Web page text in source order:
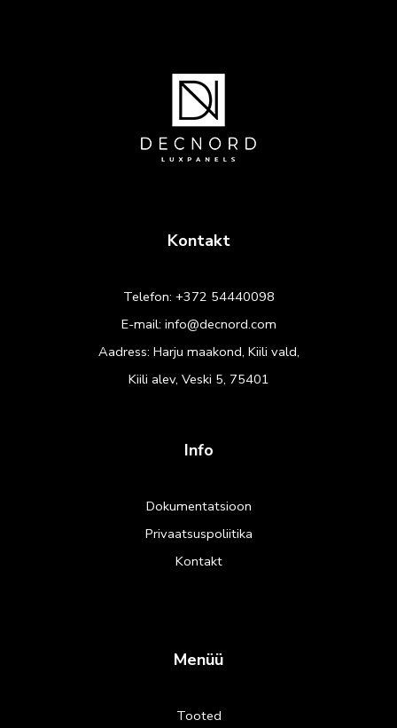
Kontakt
Telefon: +372 54440098
E-mail: info@decnord.com
Aadress: Harju maakond, Kiili vald,
Kiili alev, Veski 5, 75401
Info
Dokumentatsioon
Privaatsuspoliitika
Kontakt
Menüü
Tooted